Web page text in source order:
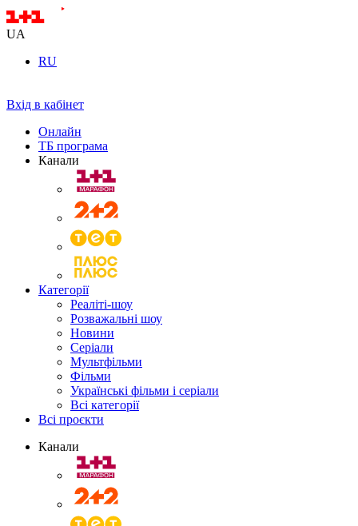
UA
RU
Вхід в кабінет
Онлайн
ТБ програма
Канали
Категорії
Реаліті-шоу
Розважальні шоу
Новини
Серіали
Мультфільми
Фільми
Українські фільми і серіали
Всі категорії
Всі проєкти
Канали